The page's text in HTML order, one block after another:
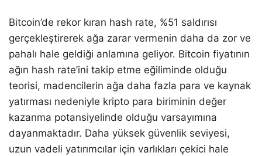
Bitcoin’de rekor kıran hash rate, %51 saldırısı
gerçekleştirerek ağa zarar vermenin daha da zor ve
pahalı hale geldiği anlamına geliyor. Bitcoin fiyatının
ağın hash rate’ini takip etme eğiliminde olduğu
teorisi, madencilerin ağa daha fazla para ve kaynak
yatırması nedeniyle kripto para biriminin değer
kazanma potansiyelinde olduğu varsayımına
dayanmaktadır. Daha yüksek güvenlik seviyesi,
uzun vadeli yatırımcılar için varlıkları çekici hale